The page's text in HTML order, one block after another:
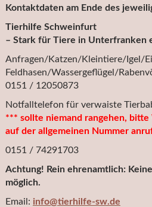
Kontaktdaten am Ende des
Tierhilfe Schweinfurt
– Stark für Tiere in Unterfranken
Anfragen/Katzen/Kleintiere/Igel/
Feldhasen/Wassergeflügel/
0151 / 12050873
Notfalltelefon für verwaiste
*** sollte niemand rangehen,
auf der allgemeinen Nummer
0151 / 74291703
Achtung! Rein ehrenamtlich:
möglich.
Email: info@tierhilfe-sw.de